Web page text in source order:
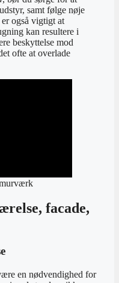
samt følge nøje
også vigtigt at
kan resultere i
beskyttelse mod
ofte at overlade
facade,
en nødvendighed for